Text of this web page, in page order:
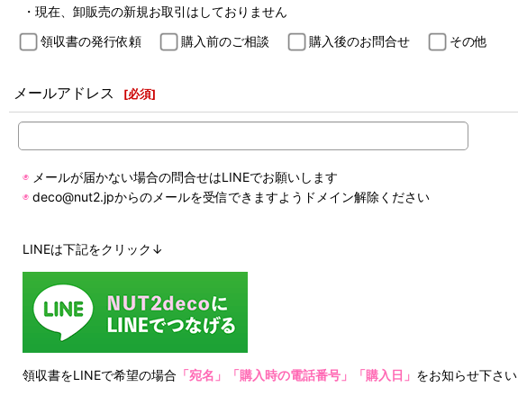
・現在、卸販売の新規お取引はしておりません
領収書の発行依頼
購入前のご相談 購入後のお問合せ その他
メールアドレス [必須]
◉ メールが届かない場合の問合せはLINEでお願いします
◉ deco@nut2.jpからのメールを受信できますようドメイン解除ください
LINEは下記をクリック↓
領収書をLINEで希望の場合 「宛名」「購入時の電話番号」「購入日」 をお知らせ下さい